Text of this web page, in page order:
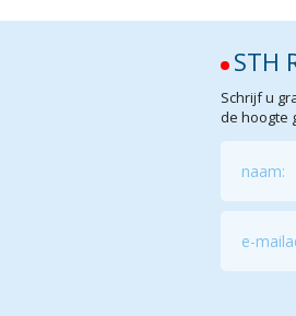
STH
Schrijf u
de hoogte
naam:
e-